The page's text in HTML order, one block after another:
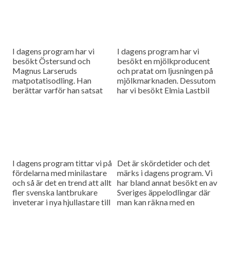
I dagens program har vi
besökt Östersund och
Magnus Larseruds
matpotatisodling. Han
berättar varför han satsat
I dagens program har vi
besökt en mjölkproducent
och pratat om ljusningen på
mjölkmarknaden. Dessutom
har vi besökt Elmia Lastbil
I dagens program tittar vi på
fördelarna med minilastare
och så är det en trend att allt
fler svenska lantbrukare
inveterar i nya hjullastare till
Det är skördetider och det
märks i dagens program. Vi
har bland annat besökt en av
Sveriges äppelodlingar där
man kan räkna med en